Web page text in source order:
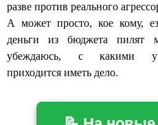
разве против реального
А может просто, кое кому,
деньги из бюджета пилят
убеждаюсь, с какими
приходится иметь дело.